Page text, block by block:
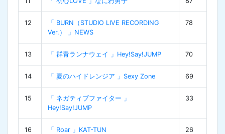
12
「 BURN（STUDIO LIVE RECORDING
Ver.） 」NEWS
78
13 「 群青ランナウェイ 」Hey!Say!JUMP 70
14 「 夏のハイドレンジア 」Sexy Zone 69
15
「 ネガティブファイター 」
Hey!Say!JUMP
33
16 「 Roar 」KAT-TUN 26